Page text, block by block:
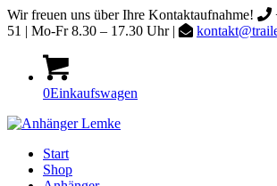
Wir freuen uns über Ihre Kontaktaufnahme!
51 | Mo-Fr 8.30 – 17.30 Uhr |
0Einkaufswagen
Start
Shop